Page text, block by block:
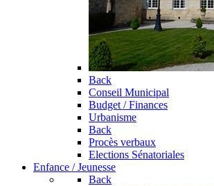
Back
Conseil Municipal
Budget / Finances
Urbanisme
Back
Procès verbaux
Elections Sénatoriales
Enfance / Jeunesse
Back